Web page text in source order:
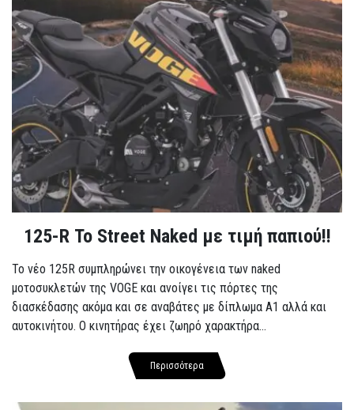
125-R Το Street Naked με τιμή παπιού!!
Το νέο 125R συμπληρώνει την οικογένεια των naked
μοτοσυκλετών της VOGE και ανοίγει τις πόρτες της
διασκέδασης ακόμα και σε αναβάτες με δίπλωμα A1 αλλά και
αυτοκινήτου. Ο κινητήρας έχει ζωηρό χαρακτήρα...
Περισσότερα